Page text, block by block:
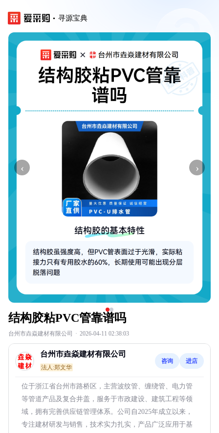
寻源宝典
‹ ›
结构胶粘PVC管靠谱吗
台州市垚焱建材有限公司 · 2026-04-11 02:38:03
台州市垚焱建材有限公司
法人:郑文华
咨询 进店
位于浙江省台州市路桥区，主营波纹管、缠绕管、电力管
等管道产品及复合井盖，服务于市政建设、建筑工程等领
域，拥有完善供应链管理体系。公司自2025年成立以来，
专注建材研发与销售，技术实力扎实，产品广泛应用于基